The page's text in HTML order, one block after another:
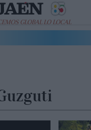
GLOBAL LO LOCAL